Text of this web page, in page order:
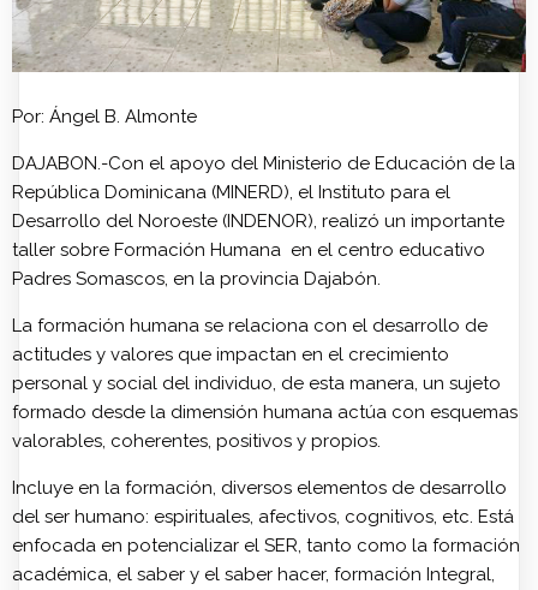
Por: Ángel B. Almonte
DAJABON.-Con el apoyo del Ministerio de Educación de la
República Dominicana (MINERD), el Instituto para el
Desarrollo del Noroeste (INDENOR), realizó un importante
taller sobre Formación Humana en el centro educativo
Padres Somascos, en la provincia Dajabón.
La formación humana se relaciona con el desarrollo de
actitudes y valores que impactan en el crecimiento
personal y social del individuo, de esta manera, un sujeto
formado desde la dimensión humana actúa con esquemas
valorables, coherentes, positivos y propios.
Incluye en la formación, diversos elementos de desarrollo
del ser humano: espirituales, afectivos, cognitivos, etc. Está
enfocada en potencializar el SER, tanto como la formación
académica, el saber y el saber hacer, formación Integral,